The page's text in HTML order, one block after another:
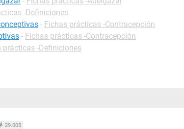
-Definiciones
- Fichas prácticas -Contracepción
- Fichas prácticas -Contracepción
prácticas -Definiciones
29.005